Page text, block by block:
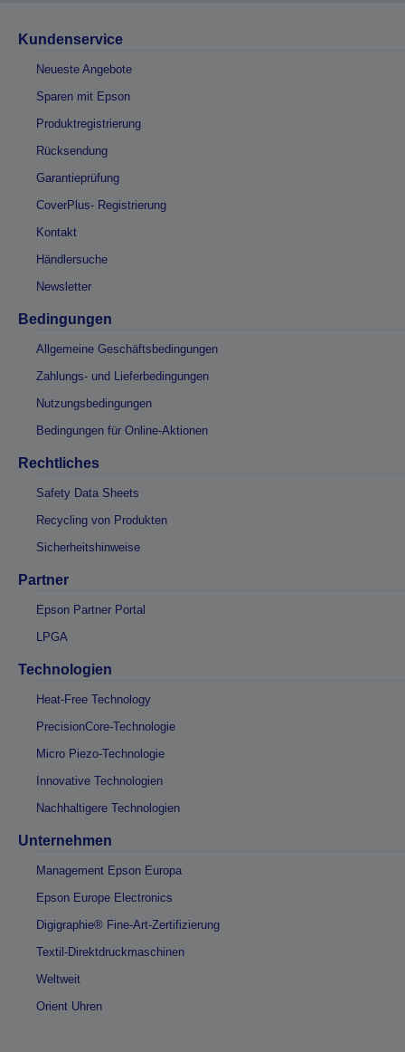
Kundenservice
Neueste Angebote
Sparen mit Epson
Produktregistrierung
Rücksendung
Garantieprüfung
CoverPlus- Registrierung
Kontakt
Händlersuche
Newsletter
Bedingungen
Allgemeine Geschäftsbedingungen
Zahlungs- und Lieferbedingungen
Nutzungsbedingungen
Bedingungen für Online-Aktionen
Rechtliches
Safety Data Sheets
Recycling von Produkten
Sicherheitshinweise
Partner
Epson Partner Portal
LPGA
Technologien
Heat-Free Technology
PrecisionCore-Technologie
Micro Piezo-Technologie
Innovative Technologien
Nachhaltigere Technologien
Unternehmen
Management Epson Europa
Epson Europe Electronics
Digigraphie® Fine-Art-Zertifizierung
Textil-Direktdruckmaschinen
Weltweit
Orient Uhren